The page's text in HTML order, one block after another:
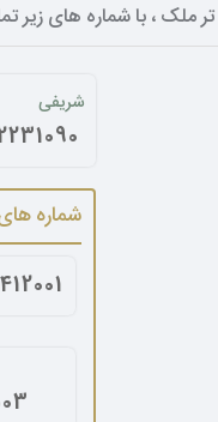
ملک ، با شماره های زیر
شریفی
شماره